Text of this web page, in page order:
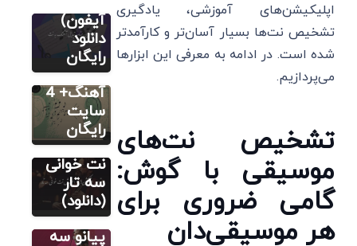
اپلیکیشن‌های آموزشی، یادگیری
تشخیص نت‌ها بسیار آسان‌تر و کارآمدتر
شده است. در ادامه به معرفی این ابزارها
می‌پردازیم.
تشخیص نت‌های
موسیقی با گوش:
گامی ضروری برای
هر موسیقی‌دان
آیفون)
دانلود
رایگان
4 بهترین
برنامه
تشخیص
گام
آهنگ+ 4
سایت
رایگان
آموزش اصولی
تار
3 بهترین
اپلیکیشن
آموزش
نت خوانی
سه تار
(دانلود)
سایر
برنامه نت
خوانی
گیتار
ویولن
پیانو سه
مطالب
آموزشی
سنتور
7 بهترین